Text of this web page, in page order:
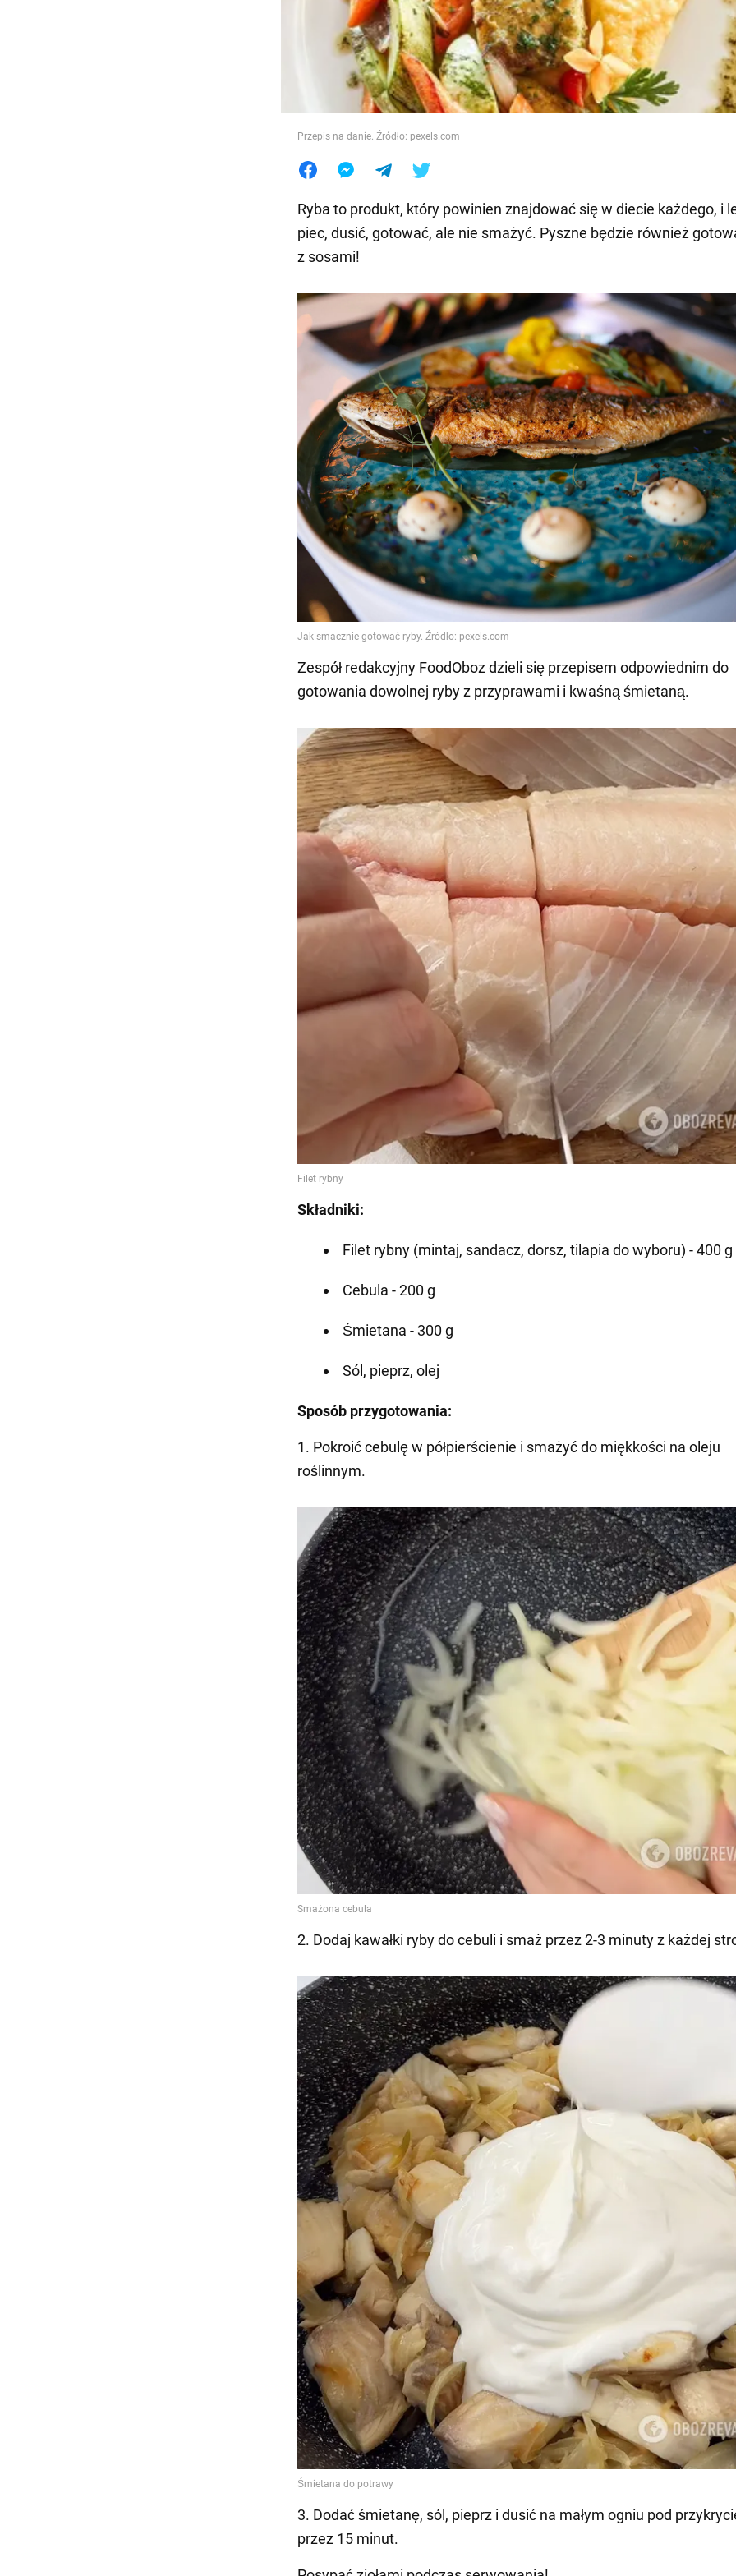
Jedzenie
Przepis na danie. Źródło: pexels.com
Ryba to produkt, który powinien znajdować się w diecie każdego, i
piec, dusić, gotować, ale nie smażyć. Pyszne będzie również
z sosami!
Zespół redakcyjny FoodOboz dzieli się przepisem odpowiednim do
gotowania dowolnej ryby z przyprawami i kwaśną śmietaną.
Składniki:
Filet rybny (mintaj, sandacz, dorsz, tilapia do wyboru) - 400 g
Cebula - 200 g
Śmietana - 300 g
Sól, pieprz, olej
Sposób przygotowania:
1️. Pokroić cebulę w półpierścienie i smażyć do miękkości na oleju
roślinnym.
2️. Dodaj kawałki ryby do cebuli i smaż przez 2-3 minuty z każdej
3️. Dodać śmietanę, sól, pieprz i dusić na małym ogniu pod
przez 15 minut.